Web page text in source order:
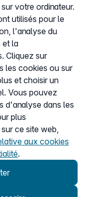
votre ordinateur.
utilisés pour le
l'analyse du
et la
Cliquez sur
les cookies ou sur
et choisir un
Vous pouvez
d'analyse dans les
plus
ce site web,
aux cookies
.